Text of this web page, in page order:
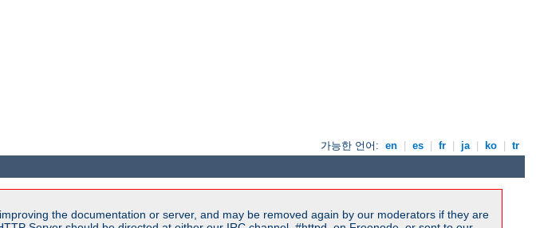
가능한 언어: en | es | fr | ja | ko | tr
the documentation or server, and may be removed again by our moderators if they are